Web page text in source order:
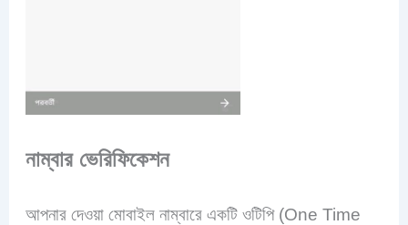
নাম্বার ভেরিফিকেশন
আপনার দেওয়া মোবাইল নাম্বারে একটি ওটিপি (One Time